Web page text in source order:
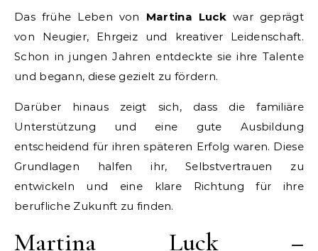
Das frühe Leben von Martina Luck war geprägt
von Neugier, Ehrgeiz und kreativer Leidenschaft.
Schon in jungen Jahren entdeckte sie ihre Talente
und begann, diese gezielt zu fördern.
Darüber hinaus zeigt sich, dass die familiäre
Unterstützung und eine gute Ausbildung
entscheidend für ihren späteren Erfolg waren. Diese
Grundlagen halfen ihr, Selbstvertrauen zu
entwickeln und eine klare Richtung für ihre
berufliche Zukunft zu finden.
Martina Luck –